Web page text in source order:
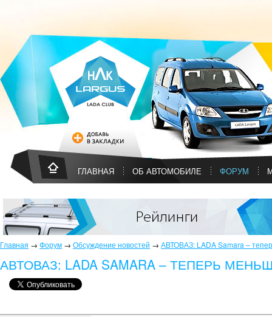
ГЛАВНАЯ ОБ АВТОМОБИЛЕ ФОРУМ
Главная → Форум → Обсуждение новостей → АВТОВАЗ: LADA Samara –
АВТОВАЗ: LADA SAMARA – ТЕПЕРЬ